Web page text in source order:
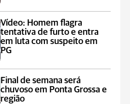
Vídeo: Homem flagra
tentativa de furto e entra
em luta com suspeito em
PG
Final de semana será
chuvoso em Ponta Grossa e
região